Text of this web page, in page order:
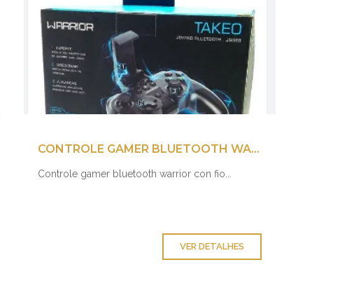
CONTROLE GAMER BLUETOOTH WARRIOR CON FIO
Controle gamer bluetooth warrior con fio...
VER DETALHES